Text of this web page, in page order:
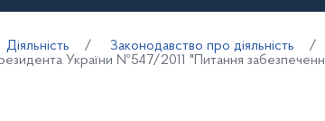
Діяльність Законодавство про діяльність
України №547/2011 "Питання